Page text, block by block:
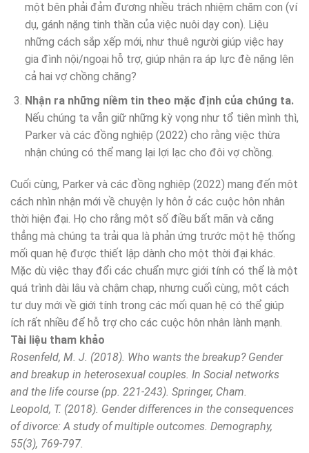
một bên phải đảm đương nhiều trách nhiệm chăm con (ví
dụ, gánh nặng tinh thần của việc nuôi dạy con). Liệu
những cách sắp xếp mới, như thuê người giúp việc hay
gia đình nội/ngoại hỗ trợ, giúp nhận ra áp lực đè nặng lên
cả hai vợ chồng chăng?
Nhận ra những niềm tin theo mặc định của chúng ta.
Nếu chúng ta vẫn giữ những kỳ vọng như tổ tiên mình thì,
Parker và các đồng nghiệp (2022) cho rằng việc thừa
nhận chúng có thể mang lại lợi lạc cho đôi vợ chồng.
Cuối cùng, Parker và các đồng nghiệp (2022) mang đến một
cách nhìn nhận mới về chuyện ly hôn ở các cuộc hôn nhân
thời hiện đại. Họ cho rằng một số điều bất mãn và căng
thẳng mà chúng ta trải qua là phản ứng trước một hệ thống
mối quan hệ được thiết lập dành cho một thời đại khác.
Mặc dù việc thay đổi các chuẩn mực giới tính có thể là một
quá trình dài lâu và chậm chạp, nhưng cuối cùng, một cách
tư duy mới về giới tính trong các mối quan hệ có thể giúp
ích rất nhiều để hỗ trợ cho các cuộc hôn nhân lành mạnh.
Tài liệu tham khảo
Rosenfeld, M. J. (2018). Who wants the breakup? Gender
and breakup in heterosexual couples. In Social networks
and the life course (pp. 221-243). Springer, Cham.
Leopold, T. (2018). Gender differences in the consequences
of divorce: A study of multiple outcomes. Demography,
55(3), 769-797.